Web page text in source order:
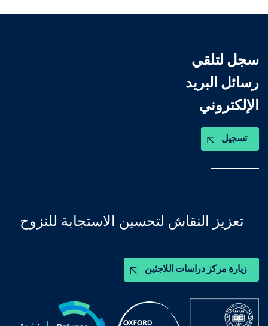
سجل لتلقي
رسائل البريد
الإلكتروني
تسجيل
زيارة مركز دراسات اللاجئين
تعزيز النقاش لتحسين الاستجابة للنزوح